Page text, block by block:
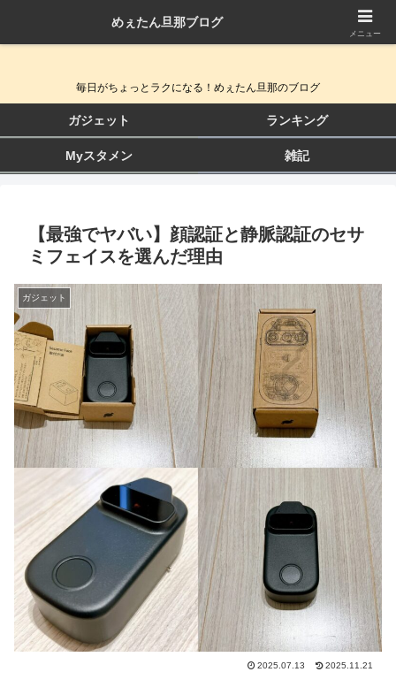
QOL向上ガジェット＆生活改善ブログ
毎日がちょっとラクになる！めぇたん旦那のブログ
ガジェット ランキング
Myスタメン 雑記
【最強でヤバい】顔認証と静脈認証のセサ
ミフェイスを選んだ理由
ガジェット
2025.07.13 2025.11.21
めぇたん旦那ブログ
メニュー